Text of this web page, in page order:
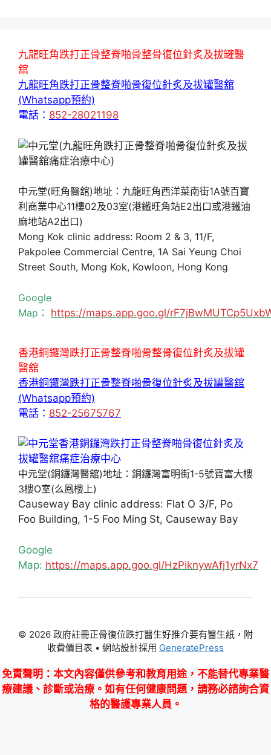
九龍旺角跌打正骨整脊啪骨整骨復位針炙及拔罐醫
舘
九龍旺角跌打正骨整脊啪骨復位針炙及拔罐醫舘
(Whatsapp預約)
電話： 852-28021198
中元堂(旺角醫舘)地址：九龍旺角西洋菜南街1A號百寶
利商業中心11樓02及03室(港鐵旺角站E2出口或港鐵油
麻地站A2出口)
Mong Kok clinic address: Room 2 & 3, 11/F,
Pakpolee Commercial Centre, 1A Sai Yeung Choi
Street South, Mong Kok, Kowloon, Hong Kong
Google
Map： https://maps.app.goo.gl/
香港銅鑼灣跌打正骨整脊啪骨整骨復位針炙及拔罐
醫舘
香港銅鑼灣跌打正骨整脊啪骨復位針炙及拔罐醫舘
(Whatsapp預約)
電話： 852-25675767
中元堂(銅鑼灣醫舘)地址：銅鑼灣富明街1-5號寶富大樓
3樓O室(么鳳樓上)
Causeway Bay clinic address: Flat O 3/F, Po
Foo Building, 1-5 Foo Ming St, Causeway Bay
Google
Map: https://maps.app.goo.gl/HzPiknywAfj1yrNx7
© 2026 政府註冊正骨復位跌打醫生好推介要有醫生紙，附
收費價目表 • 網站設計採用 GeneratePress
免責聲明 ：本文內容僅供參考和教育用途，不能替代專業醫
療建議、診斷或治療。如有任何健康問題，請務必諮詢合資
格的醫護專業人員。